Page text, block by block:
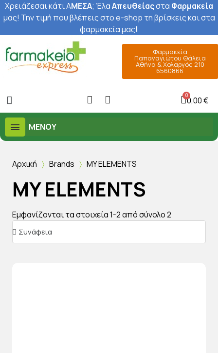
Χρειάζεσαι κάτι ΑΜΕΣΑ; ΈλαΑπευθείαςστα Φαρμακεία
μας! Την τιμή που βλέπεις στο e-shop τη βρίσκεις και στα
φαρμακεία μας!
Φαρμακεία
Παπαναγιώτου Θάλεια
Αθήνα & Χολαργός 210
6560866
0,00 €
ΜΕΝΟΎ
Αρχική Brands MY ELEMENTS
MY ELEMENTS
Εμφανίζονται τα στοιχεία 1-2 από σύνολο 2